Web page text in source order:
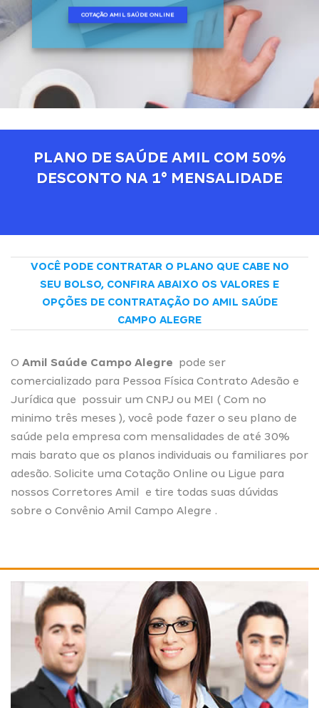
COTAÇÃO AMIL SAÚDE ONLINE
PLANO DE SAÚDE AMIL COM 50%
DESCONTO NA 1° MENSALIDADE
VOCÊ PODE CONTRATAR O PLANO QUE CABE NO
SEU BOLSO, CONFIRA ABAIXO OS VALORES E
OPÇÕES DE CONTRATAÇÃO DO AMIL SAÚDE
CAMPO ALEGRE
O Amil Saúde Campo Alegre pode ser
comercializado para Pessoa Física Contrato Adesão e
Jurídica que possuir um CNPJ ou MEI ( Com no
minimo três meses ), você pode fazer o seu plano de
saúde pela empresa com mensalidades de até 30%
mais barato que os planos individuais ou familiares por
adesão. Solicite uma Cotação Online ou Ligue para
nossos Corretores Amil
e tire todas suas dúvidas
sobre o Convênio Amil Campo Alegre .